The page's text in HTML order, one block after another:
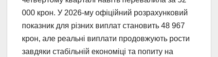
000 крон. У 2026-му офіційний розрахунковий
показник для різних виплат становить 48 967
крон, але реальні виплати продовжують рости
завдяки стабільній економіці та попиту на